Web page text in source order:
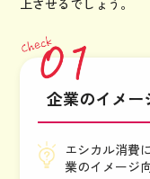
上させるでしょう。
企業のイメー
エシカル消費
業のイメージ